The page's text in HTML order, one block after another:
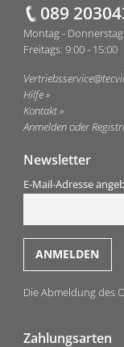
089
Montag -
Freitags: 9:00 - 15:00
Hilfe
Kontakt
Anmelden oder
Newsletter
E-Mail-Adresse
Die Abmeldung des
Zahlungsarten